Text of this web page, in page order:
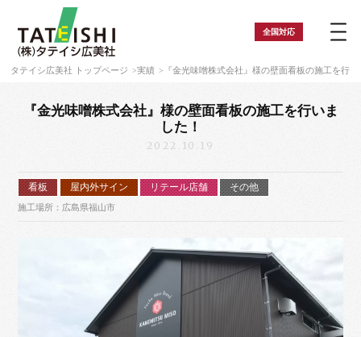
全国対応
タテイシ広美社 トップページ 実績 『金光味噌株式会社』様の壁面看板の施工を行
『金光味噌株式会社』様の壁面看板の施工を行いま
した！
2022.10.19
看板 屋内外サイン リテール店舗 その他
施工場所：広島県福山市